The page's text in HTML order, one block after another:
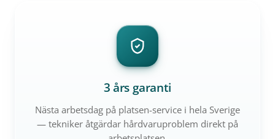
3 års garanti
Nästa arbetsdag på platsen-service i hela Sverige
— tekniker åtgärdar hårdvaruproblem direkt på